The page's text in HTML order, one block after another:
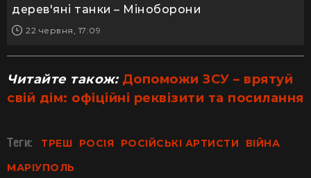
дерев'яні танки – Міноборони
22 червня, 17:09
Читайте також: Допоможи ЗСУ – врятуй
свій дім: офіційні реквізити та посилання
Теги: ТРЕШ РОСІЯ РОСІЙСЬКІ АРТИСТИ
ВІЙНА
МАРІУПОЛЬ